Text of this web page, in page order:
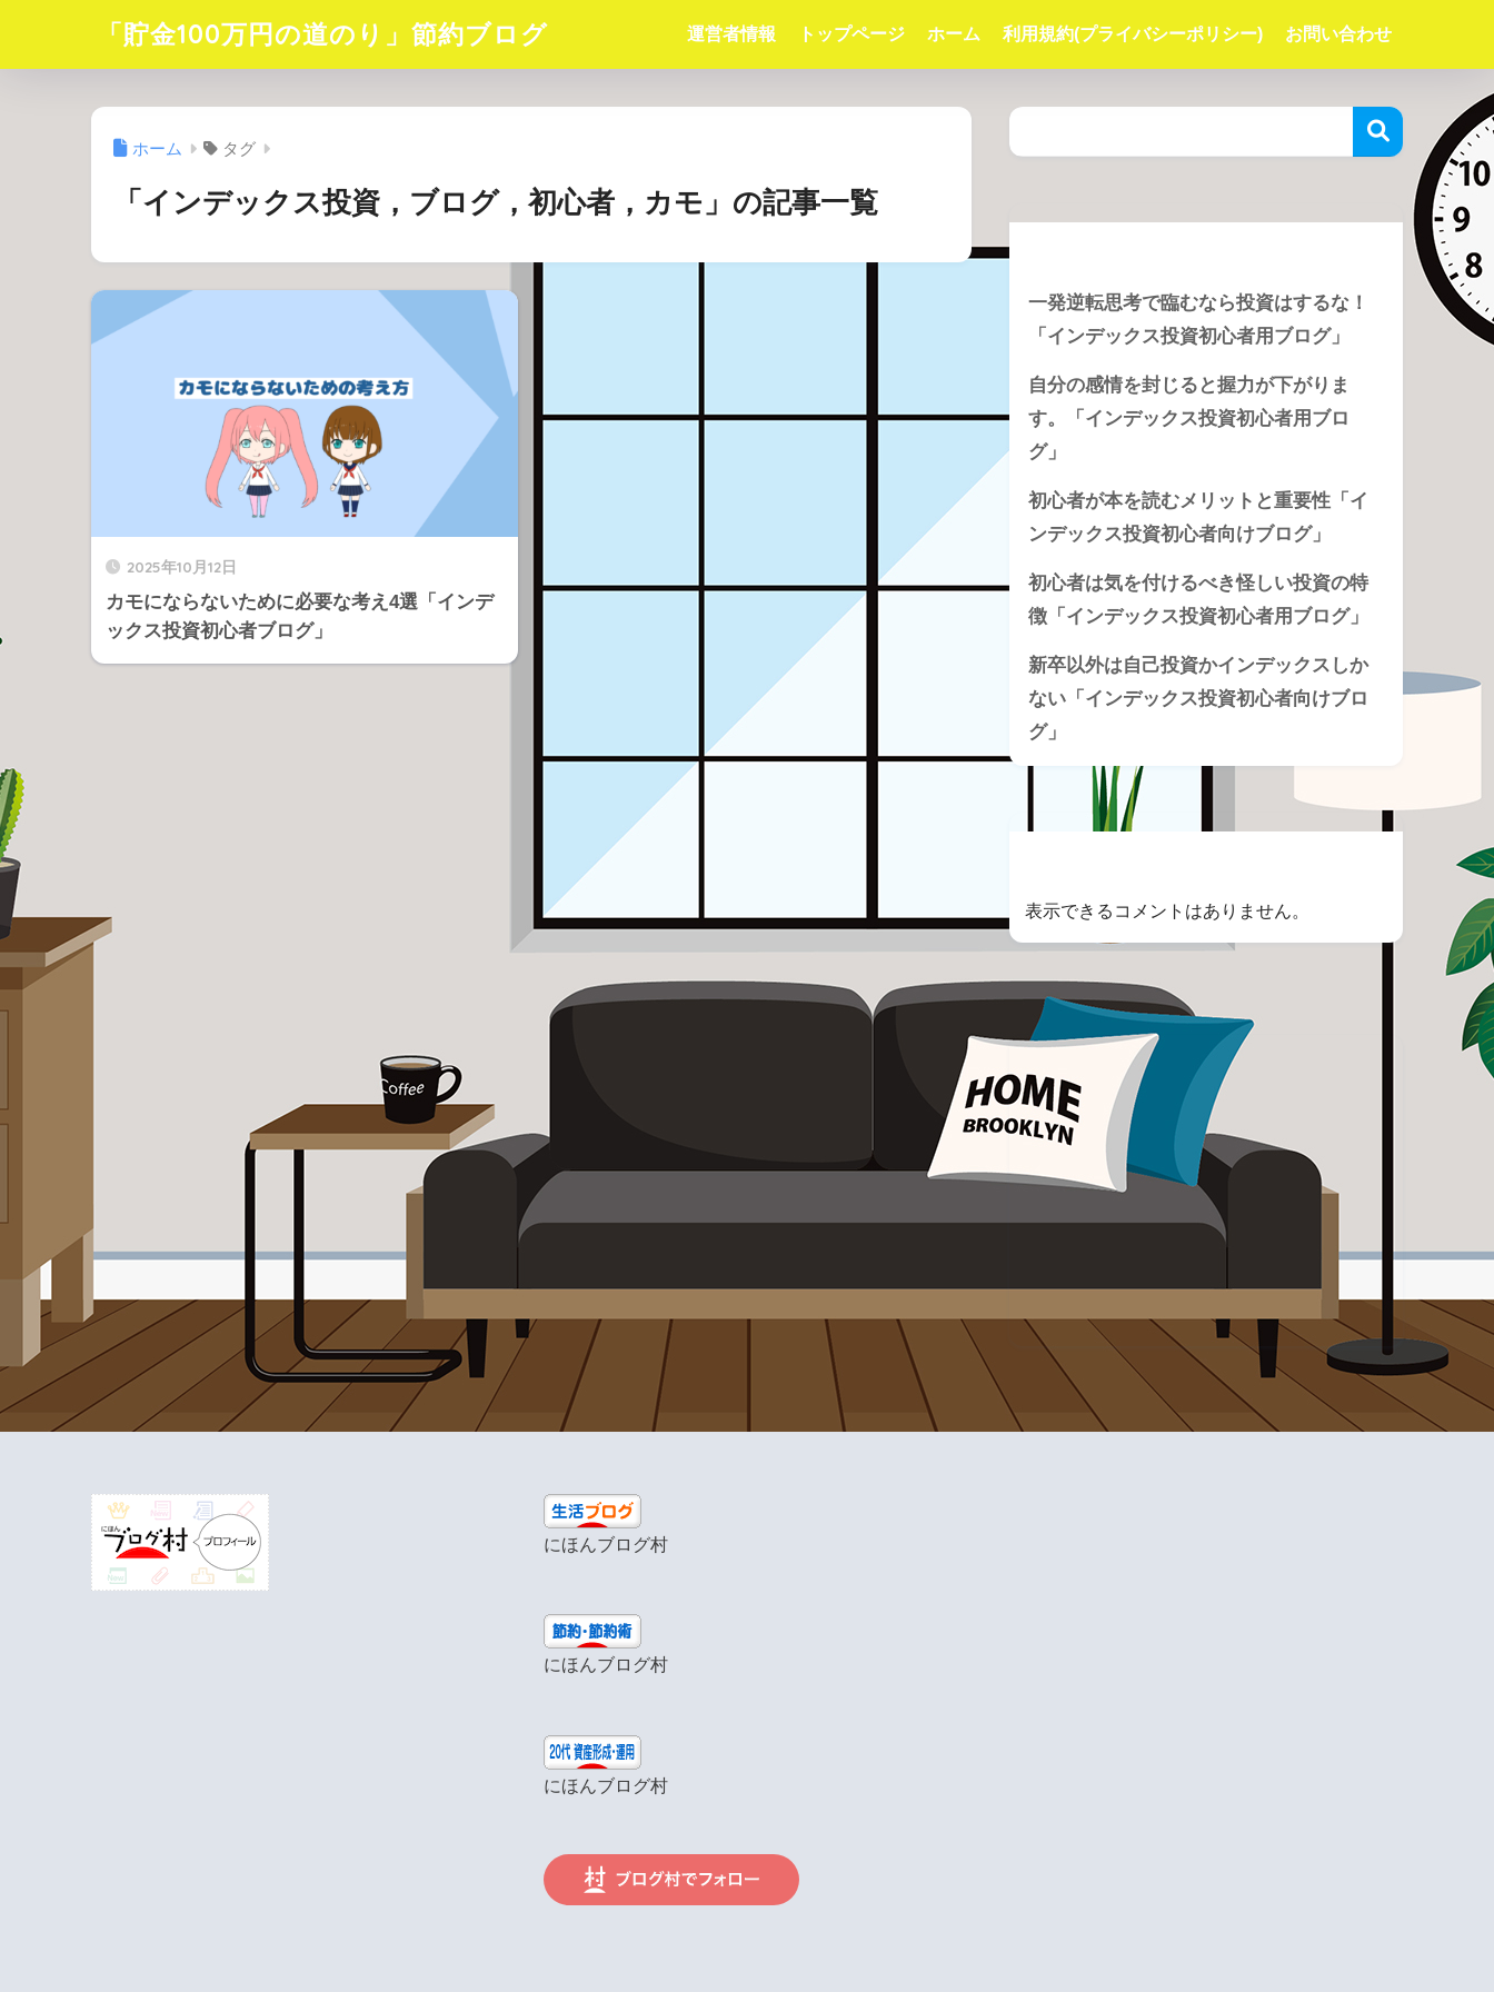
「貯金100万円の道のり」節約ブログ 運営者情報 トップページ ホーム 利用規約(プライバシーポリシー) お問い合わせ
ホーム タグ
「インデックス投資，ブログ，初心者，カモ」の記事一覧
2025年10月12日
カモにならないために必要な考え4選「インデ
ックス投資初心者ブログ」
一発逆転思考で臨むなら投資はするな！
「インデックス投資初心者用ブログ」
自分の感情を封じると握力が下がりま
す。「インデックス投資初心者用ブロ
グ」
初心者が本を読むメリットと重要性「イ
ンデックス投資初心者向けブログ」
初心者は気を付けるべき怪しい投資の特
徴「インデックス投資初心者用ブログ」
新卒以外は自己投資かインデックスしか
ない「インデックス投資初心者向けブロ
グ」
表示できるコメントはありません。
にほんブログ村
にほんブログ村
にほんブログ村